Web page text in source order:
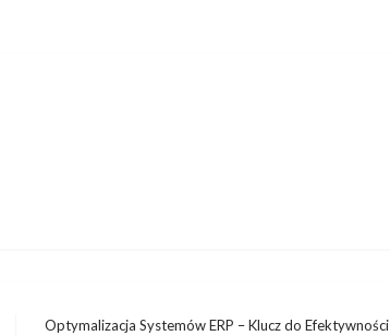
Optymalizacja Systemów ERP – Klucz do Efektywności